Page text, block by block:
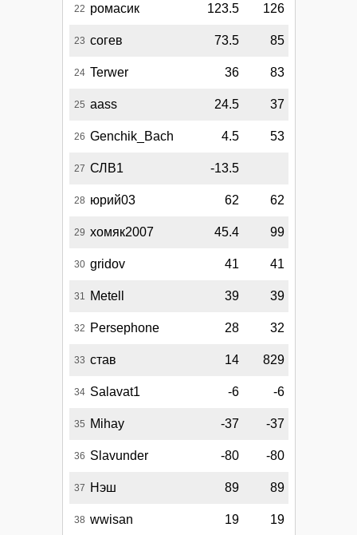
22 ромасик 123.5 126
23 согев 73.5 85
24 Terwer 36 83
25 aass 24.5 37
26 Genchik_Bach 4.5 53
27 СЛВ1 -13.5
28 юрий03 62 62
29 хомяк2007 45.4 99
30 gridov 41 41
31 Metell 39 39
32 Persephone 28 32
33 став 14 829
34 Salavat1 -6 -6
35 Mihay -37 -37
36 Slavunder -80 -80
37 Нэш 89 89
38 wwisan 19 19